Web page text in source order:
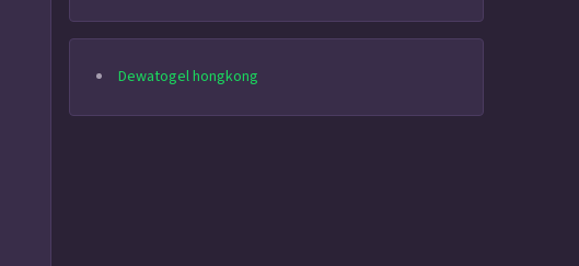
Dewatogel hongkong